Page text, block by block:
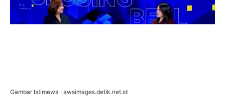
Gambar Istimewa : awsimages.detik.net.id